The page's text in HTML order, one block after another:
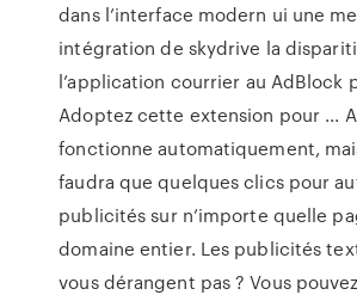
dans l’interface modern ui une
intégration de skydrive la
l’application courrier au AdBlock
Adoptez cette extension pour ...
fonctionne automatiquement,
faudra que quelques clics pour
publicités sur n’importe quelle
domaine entier. Les publicités
vous dérangent pas ? Vous